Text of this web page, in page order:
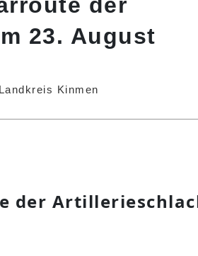
23. August
Kinmen
der